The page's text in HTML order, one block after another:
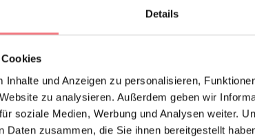
Details
Inhalte und Anzeigen zu personalisieren,
zu analysieren. Außerdem geben wir
soziale Medien, Werbung und Analysen weiter.
Daten zusammen, die Sie ihnen bereitgestellt